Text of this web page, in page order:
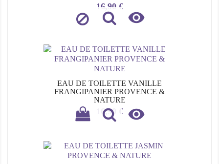
Prix
16,90 €

EAU DE TOILETTE VANILLE
FRANGIPANIER PROVENCE &
NATURE
Prix
16,90 € 